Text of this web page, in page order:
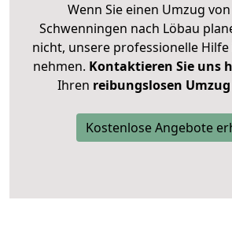
Wenn Sie einen Umzug
Schwenningen nach Löbau
nicht, unsere professionelle
nehmen. Kontaktieren Sie uns
Ihren reibungslosen Umzug
Kostenlose Angebote